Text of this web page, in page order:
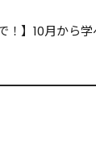
！】10月から